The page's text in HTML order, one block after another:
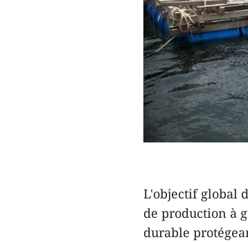
L'objectif global
de production à
durable